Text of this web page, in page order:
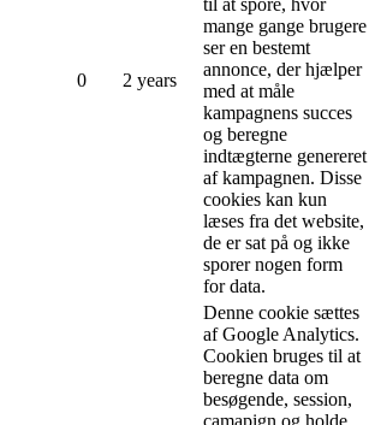
0 2 years
mange gange brugere
ser en bestemt
annonce, der hjælper
med at måle
kampagnens succes
og beregne
indtægterne genereret
af kampagnen. Disse
cookies kan kun
læses fra det website,
de er sat på og ikke
sporer nogen form
for data.
Denne cookie sættes
af Google Analytics.
Cookien bruges til at
beregne data om
besøgende, session,
camapign og holde